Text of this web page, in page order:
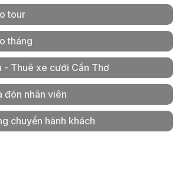
tour
tháng
- Thuê xe cưới Cần Thơ
đón nhân viên
chuyển hành khách